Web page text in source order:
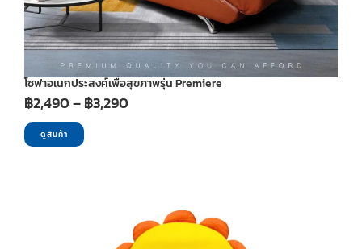
โซฟาอเนกประสงค์เพื่อสุขภาพรุ่น Premiere
฿2,490–฿3,290
ดูสินค้า